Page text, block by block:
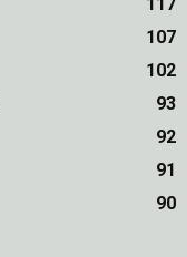
107
102
93
92
91
90